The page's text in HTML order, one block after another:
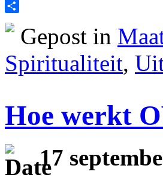
Print
Delen
Gepost in
Spiritualiteit,
Hoe werkt
17